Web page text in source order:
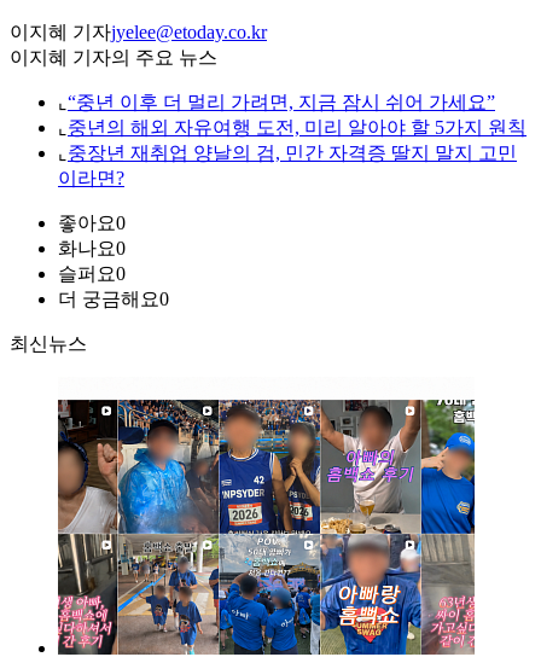
이지혜 기자jyelee@etoday.co.kr
이지혜 기자의 주요 뉴스
⌞ “중년 이후 더 멀리 가려면, 지금 잠시 쉬어 가세요”
⌞ 중년의 해외 자유여행 도전, 미리 알아야 할 5가지 원칙
⌞ 중장년 재취업 양날의 검, 민간 자격증 딸지 말지 고민
이라면?
좋아요0
화나요0
슬퍼요0
더 궁금해요0
최신뉴스